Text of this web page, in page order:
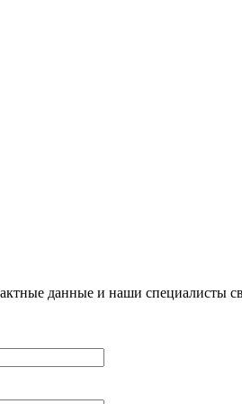
данные и наши специалисты